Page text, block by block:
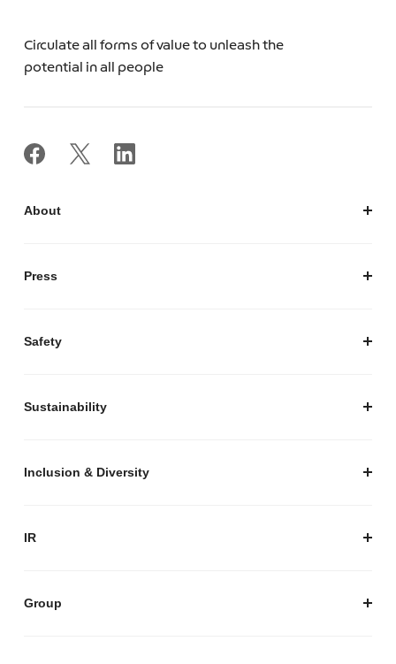
Circulate all forms of value to unleash the
potential in all people
About
Press
Safety
Sustainability
Inclusion & Diversity
IR
Group